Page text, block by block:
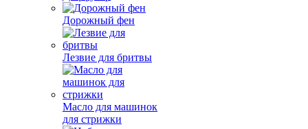
Дорожный фен
Лезвие для бритвы
Масло для машинок
для стрижки